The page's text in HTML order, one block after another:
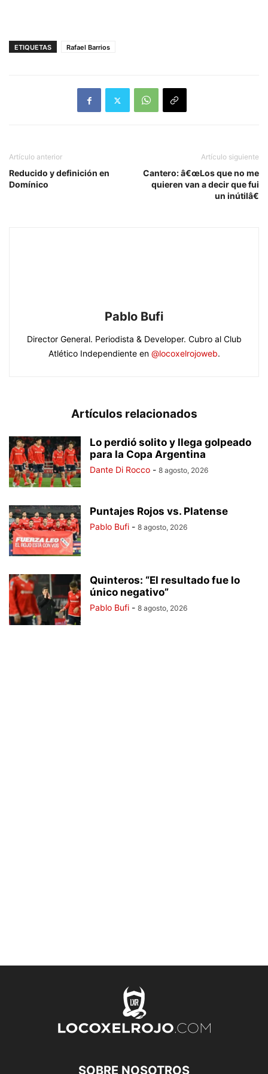
ETIQUETAS Rafael Barrios
Artículo anterior
Reducido y definición en
Domínico
Artículo siguiente
Cantero: â€œLos que no me
quieren van a decir que fui
un inútilâ€
Pablo Bufi
Director General. Periodista & Developer. Cubro al Club
Atlético Independiente en @locoxelrojoweb.
Artículos relacionados
Lo perdió solito y llega golpeado
para la Copa Argentina
Dante Di Rocco - 8 agosto, 2026
Puntajes Rojos vs. Platense
Pablo Bufi - 8 agosto, 2026
Quinteros: “El resultado fue lo
único negativo”
Pablo Bufi - 8 agosto, 2026
SOBRE NOSOTROS